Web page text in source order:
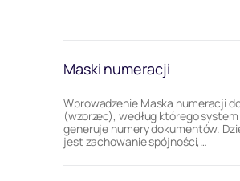
Maski numeracji
Wprowadzenie Maska numeracji
(wzorzec), według którego
generuje numery dokumentów.
jest zachowanie spójności,…